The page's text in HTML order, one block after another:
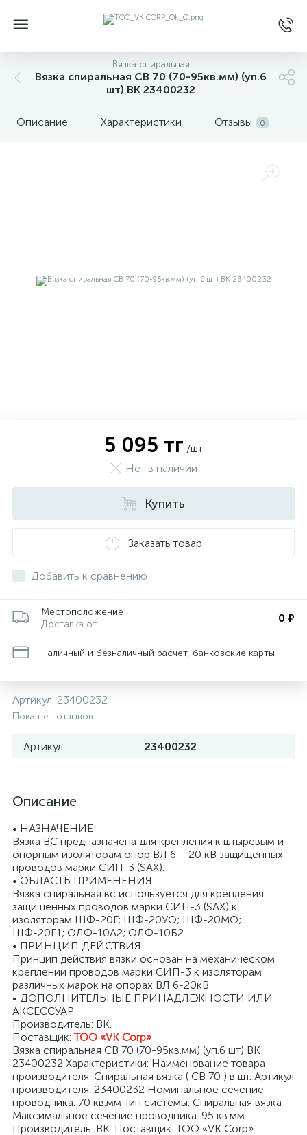
Вязка спиральная
Вязка спиральная СВ 70 (70-95кв.мм) (уп.6
шт) ВК 23400232
Описание Характеристики Отзывы 0
5 095 тг /шт
Нет в наличии
Купить
Заказать товар
Добавить к сравнению
Местоположение
Доставка от
0 ₽
Наличный и безналичный расчет, банковские карты
Артикул: 23400232
Пока нет отзывов
Артикул 23400232
Описание
• НАЗНАЧЕНИЕ
Вязка ВС предназначена для крепления к штыревым и
опорным изоляторам опор ВЛ 6 – 20 кВ защищенных
проводов марки CИП-3 (SAX).
• ОБЛАСТЬ ПРИМЕНЕНИЯ
Вязка спиральная вс используется для крепления
защищенных проводов марки СИП-3 (SAX) к
изоляторам ШФ-20Г; ШФ-20УО; ШФ-20МО;
ШФ-20Г1; ОЛФ-10А2; ОЛФ-10Б2
• ПРИНЦИП ДЕЙСТВИЯ
Принцип действия вязки основан на механическом
креплении проводов марки СИП-3 к изоляторам
различных марок на опорах ВЛ 6-20кВ
• ДОПОЛНИТЕЛЬНЫЕ ПРИНАДЛЕЖНОСТИ ИЛИ
АКСЕССУАР
Производитель: ВК.
Поставщик:ТОО «VK Corp»
Вязка спиральная СВ 70 (70-95кв.мм) (уп.6 шт) ВК
23400232 Характеристики: Наименование товара
производителя: Спиральная вязка ( CB 70 ) в шт. Артикул
производителя: 23400232 Номинальное сечение
проводника: 70 кв.мм Тип системы: Спиральная вязка
Максимальное сечение проводника: 95 кв.мм
Производитель: ВК. Поставщик: ТОО «VK Corp»